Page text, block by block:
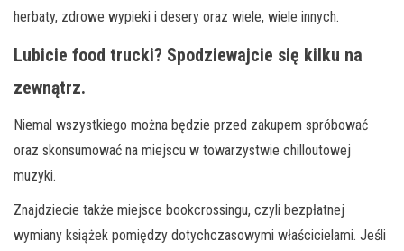
herbaty, zdrowe wypieki i desery oraz wiele, wiele innych.
Lubicie food trucki? Spodziewajcie się kilku na
zewnątrz.
Niemal wszystkiego można będzie przed zakupem spróbować
oraz skonsumować na miejscu w towarzystwie chilloutowej
muzyki.
Znajdziecie także miejsce bookcrossingu, czyli bezpłatnej
wymiany książek pomiędzy dotychczasowymi właścicielami. Jeśli